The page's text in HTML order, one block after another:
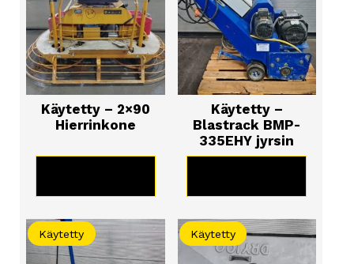
Käytetty – 2×90
Hierrinkone
Käytetty –
Blastrack BMP-
335EHY jyrsin
Käytetty Käytetty